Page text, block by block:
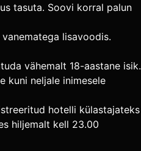
tasuta. Soovi korral palun
lisavoodis.
vähemalt 18-aastane isik.
kuni neljale inimesele
hotelli külastajateks
hiljemalt kell 23.00